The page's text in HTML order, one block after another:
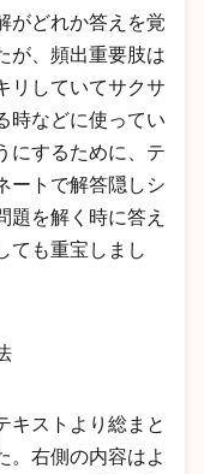
がどれか答えを覚
が、頻出重要肢は
リしていてサクサ
時などに使ってい
にするために、テ
ートで解答隠しシ
題を解く時に答え
ても重宝しまし
キストより総まと
。右側の内容はよ